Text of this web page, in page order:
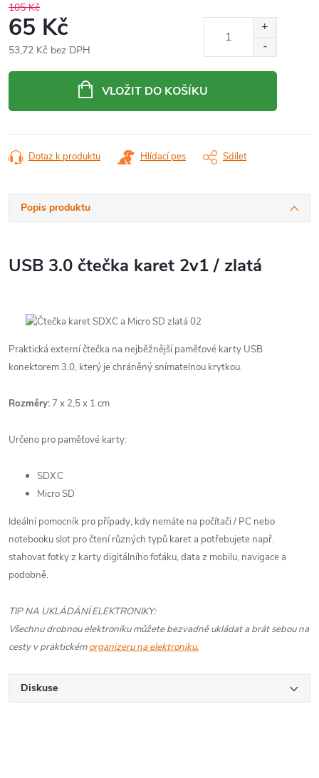
105 Kč
65 Kč
53,72 Kč bez DPH
VLOŽIT DO KOŠÍKU
Dotaz k produktu Hlídací pes Sdílet
Popis produktu
USB 3.0 čtečka karet 2v1 / zlatá
Praktická externí čtečka na nejběžnější paměťové karty USB
konektorem 3.0, který je chráněný snímatelnou krytkou.
Rozměry: 7 x 2,5 x 1 cm
Určeno pro paměťové karty:
SDXC
Micro SD
Ideální pomocník pro případy, kdy nemáte na počítači / PC nebo
notebooku slot pro čtení různých typů karet a potřebujete např.
stahovat fotky z karty digitálního foťáku, data z mobilu, navigace a
podobně.
TIP NA UKLÁDÁNÍ ELEKTRONIKY:
Všechnu drobnou elektroniku můžete bezvadně ukládat a brát sebou na
cesty v praktickémorganizeru na elektroniku.
Diskuse